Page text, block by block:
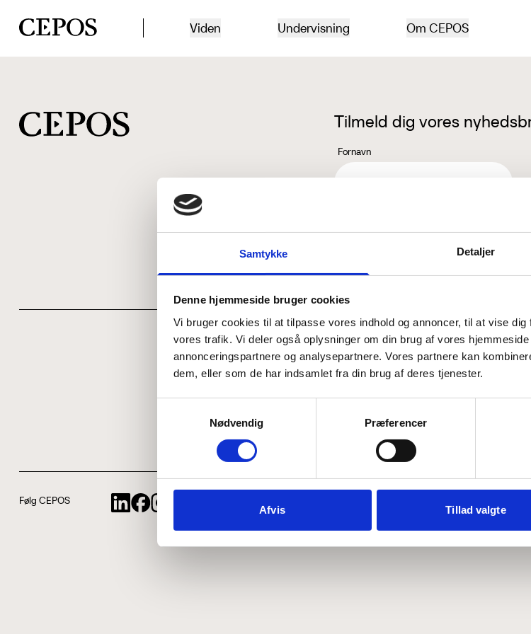
Samtykke Detaljer
Denne hjemmeside bruger cookies
Vi bruger cookies til at tilpasse vores indhold og annoncer, til at vise
vores trafik. Vi deler også oplysninger om din brug af vores
annonceringspartnere og analysepartnere. Vores partnere kan
dem, eller som de har indsamlet fra din brug af deres tjenester.
Nødvendig
Præferencer
Afvis Tillad valgte
CEPOS logo Viden Undervisning Om CEPOS
Tilmeld dig vores
Fornavn
Jeg accepterer behandlingen af mine
Hvem er CEPOS
Vores værdier
Medarbejdere
Kontakt
Følg CEPOS